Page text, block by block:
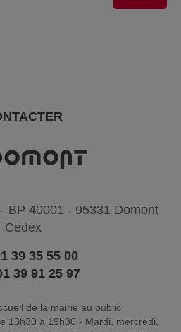
BP 40001 - 95331 Domont
Cedex
39 35 55 00
39 91 25 97
de la mairie au public
13h30 à 19h30 - Mardi, mercredi,